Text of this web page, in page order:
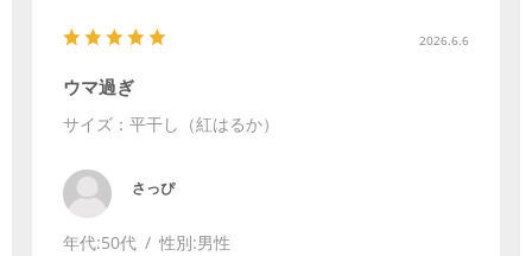
2026.6.6
ウマ過ぎ
サイズ：平干し（紅はるか）
さっぴ
年代:50代 性別:男性